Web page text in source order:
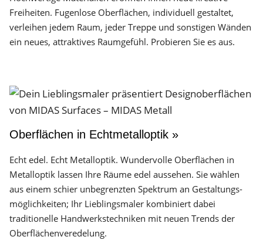
Freiheiten. Fugenlose Oberflächen, individuell gestaltet,
verleihen jedem Raum, jeder Treppe und sonstigen Wänden
ein neues, attraktives Raumgefühl. Probieren Sie es aus.
Oberflächen in Echtmetalloptik »
Echt edel. Echt Metalloptik. Wundervolle Oberflächen in
Metalloptik lassen Ihre Räume edel aussehen. Sie wählen
aus einem schier unbegrenzten Spektrum an Gestaltungs­
möglichkeiten; Ihr Lieblingsmaler kombiniert dabei
traditionelle Handwerks­techniken mit neuen Trends der
Oberflächen­veredelung.